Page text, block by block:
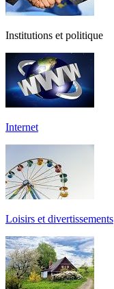
Institutions et politique
Internet
Loisirs et divertissements